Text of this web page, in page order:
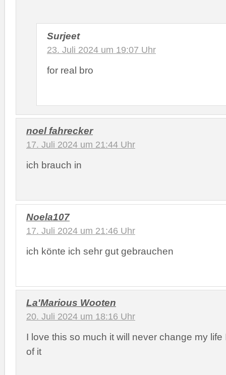
Surjeet
23. Juli 2024 um 19:07 Uhr
for real bro
noel fahrecker
17. Juli 2024 um 21:44 Uhr
ich brauch in
Noela107
17. Juli 2024 um 21:46 Uhr
ich könte ich sehr gut gebrauchen
La'Marious Wooten
20. Juli 2024 um 18:16 Uhr
I love this so much it will never change my
of it